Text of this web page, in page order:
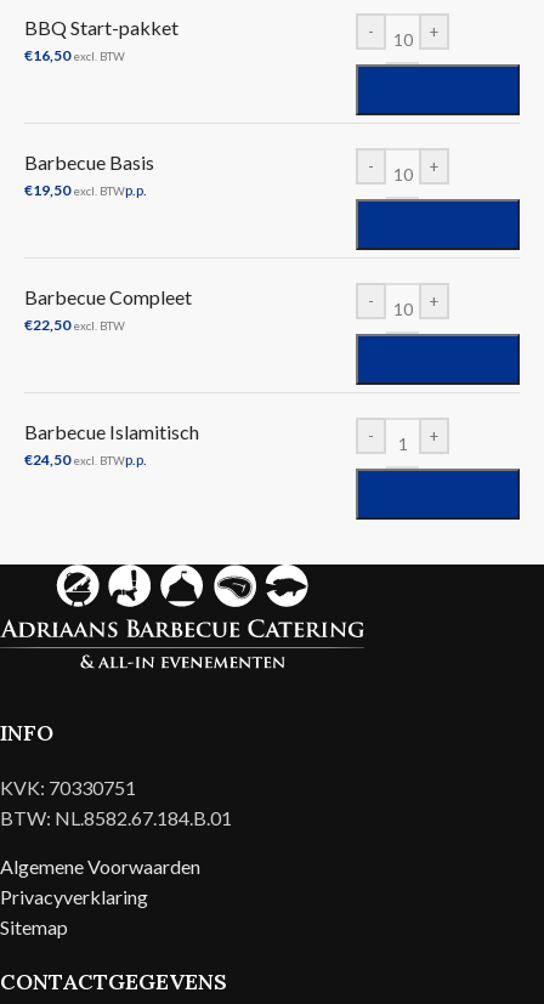
BBQ Start-pakket
€16,50 excl. BTW
- +
Barbecue Basis
€19,50 excl. BTWp.p.
- +
Barbecue Compleet
€22,50 excl. BTW
- +
Barbecue Islamitisch
€24,50 excl. BTWp.p.
- +
INFO
KVK: 70330751
BTW: NL.8582.67.184.B.01
Algemene Voorwaarden
Privacyverklaring
Sitemap
CONTACTGEGEVENS